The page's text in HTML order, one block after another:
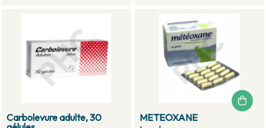
Carbolevure adulte, 30
METEOXANE